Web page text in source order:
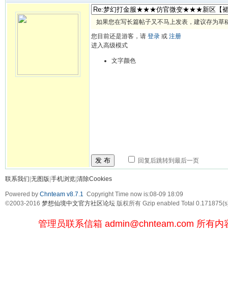
如果您在写长篇帖子又不马上发表，建议存为草
您目前还是游客，请 登录 或 注册
进入高级模式
文字颜色
发 布 回复后跳转到最后一页
联系我们 无图版 手机浏览 清除Cookies
Powered by Chnteam v8.7.1 Copyright Time now is:08-09 18:09
©2003-2016 梦想仙境中文官方社区论坛 版权所有 Gzip enabled Total
管理员联系信箱 admin@chnteam.com 所有内